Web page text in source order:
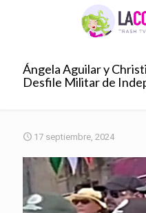
Ángela Aguilar y
Desfile Militar de
17 septiembre, 2024